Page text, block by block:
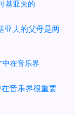
亚夫的父母是两
音乐界很重要